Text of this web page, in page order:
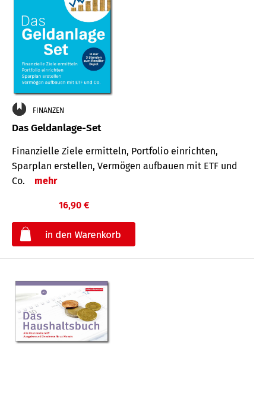
FINANZEN
Das Geldanlage-Set
Finanzielle Ziele ermitteln, Portfolio einrichten,
Sparplan erstellen, Vermögen aufbauen mit ETF und
Co.
mehr
16,90 €